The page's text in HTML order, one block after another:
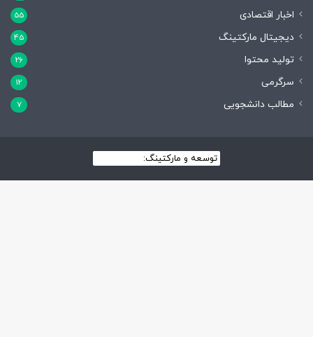
اخبار اقتصادی 55
دیجیتال مارکتینگ 45
تولید محتوا 26
سرگرمی 12
مطالب دانشجویی 7
توسعه و مارکتینگ: